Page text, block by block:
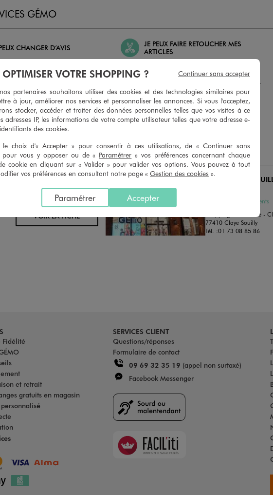
GÉMO
CHANGER D’AVIS
et vous proposons un avoir
pour tout article non
du ticket de caisse, dans tous les
JE PEUX FAIRE RETOUCHER MES
ARTICLES
faire retoucher vos articles textiles dans nos
magasins. Les tarifs sont à votre disposition sur
simple demande. Voir conditions en magasins.
MAGASIN CHOISI
CHOISIR CE MAGASIN
VOIR LA FICHE
Distance :
16.3 Km GEMO CLAYE
Chaussures et Vêtements
Shopping Promenade -
77410 Claye Souilly
Tél. :01 73 08 85 86
Fidélité
et retrait
gratuits en magasin
SERVICES CLIENT
Questions/réponses
Formulaire de contact
09 69 32 35 19 (appel non surtaxé)
Facebook Messenger
Faciliti
OPTIMISER VOTRE SHOPPING ?
partenaires souhaitons utiliser des cookies et des technologies similaires pour
à jour, améliorer nos services et personnaliser les annonces. Si vous l'acceptez,
stocker, accéder et traiter des données personnelles telles que vos visites à ce
adresses IP, les informations de votre compte utilisateur telles que votre adresse e-
des cookies.
le choix d'« Accepter » pour consentir à ces utilisations, de « Continuer sans
pour vous y opposer ou de « Paramétrer » vos préférences concernant chaque
cookie en cliquant sur « Valider » pour valider vos options. Vous pouvez à tout
vos préférences en consultant notre page « Gestion des cookies ».
Accepter
Paramétrer
Continuer sans accepter